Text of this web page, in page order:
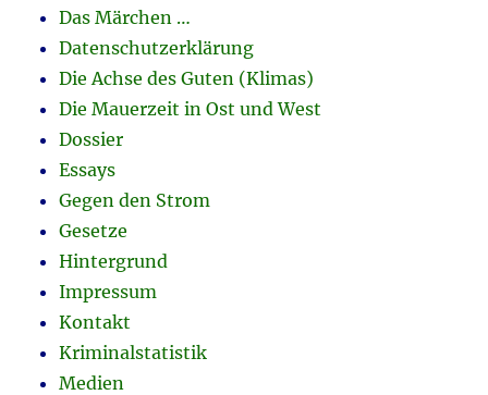
Das Märchen …
Datenschutzerklärung
Die Achse des Guten (Klimas)
Die Mauerzeit in Ost und West
Dossier
Essays
Gegen den Strom
Gesetze
Hintergrund
Impressum
Kontakt
Kriminalstatistik
Medien